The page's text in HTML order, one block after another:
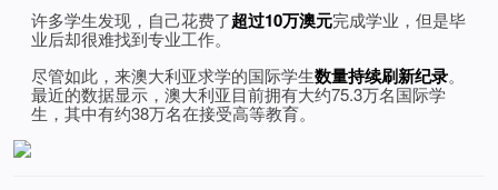
许多学生发现，自己花费了超过10万澳元完成学业，但是毕
业后却很难找到专业工作。
尽管如此，来澳大利亚求学的国际学生数量持续刷新纪录。
最近的数据显示，澳大利亚目前拥有大约75.3万名国际学
生，其中有约38万名在接受高等教育。